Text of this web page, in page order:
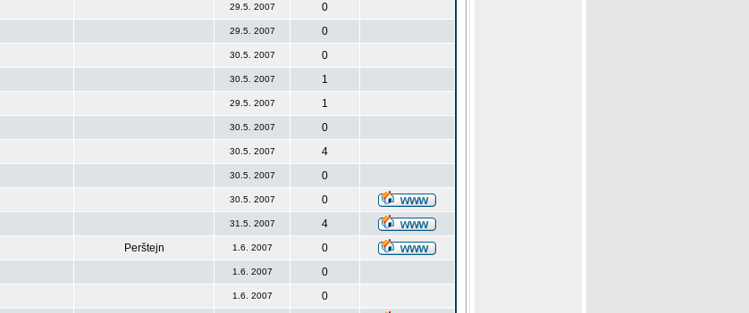
29.5. 2007
0
29.5. 2007
0
30.5. 2007
0
30.5. 2007
1
29.5. 2007
1
30.5. 2007
0
30.5. 2007
4
30.5. 2007
0
30.5. 2007
0
31.5. 2007
4
Perštejn 1.6. 2007
0
1.6. 2007
0
1.6. 2007
0